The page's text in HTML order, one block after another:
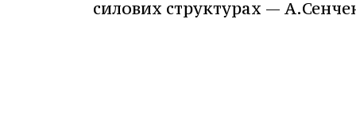
силових структурах —